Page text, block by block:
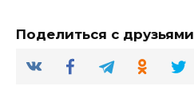
Поделиться с друзьями